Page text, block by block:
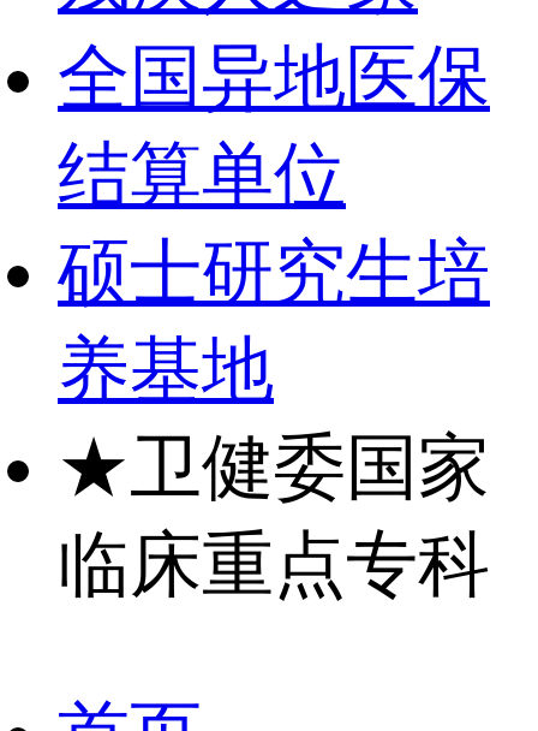
全国异地医保
结算单位
硕士研究生培
养基地
★卫健委国家
临床重点专科